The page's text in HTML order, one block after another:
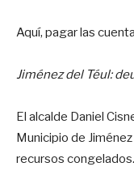
Aquí, pagar las
Jiménez del Téul:
El alcalde Daniel
Municipio de
recursos